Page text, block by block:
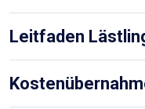
Leitfaden